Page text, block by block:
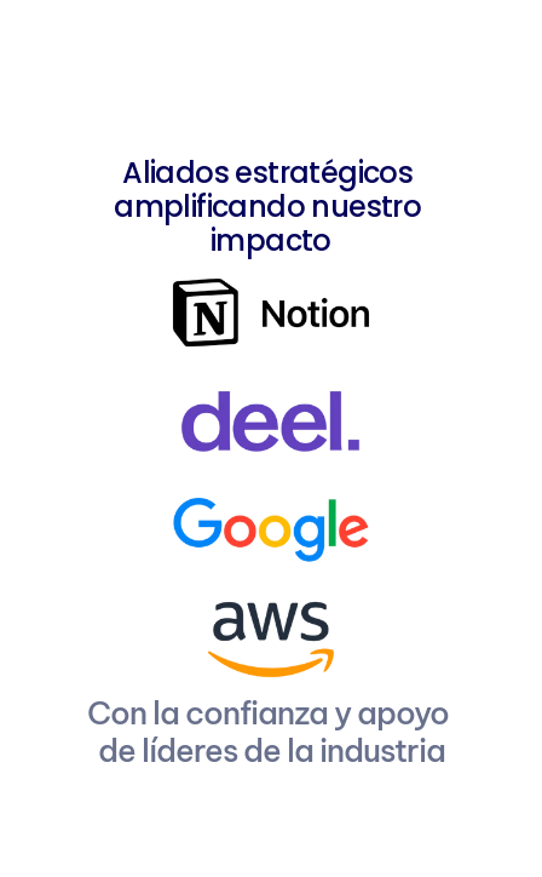
Aliados estratégicos
amplificando nuestro
impacto
Con la confianza y apoyo
de líderes de la industria